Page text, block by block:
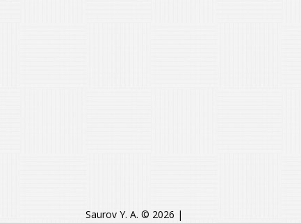
Saurov Y. A. © 2026 |